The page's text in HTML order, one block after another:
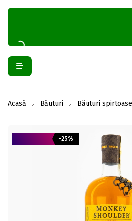
Acasă Băuturi Băuturi spirtoase
-25%